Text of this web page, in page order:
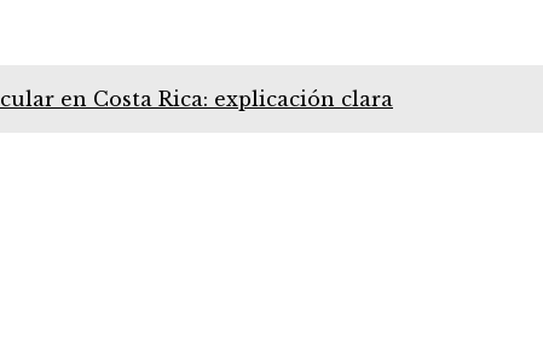
en Costa Rica: explicación clara